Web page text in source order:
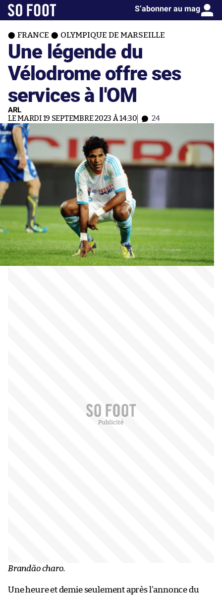
S’abonner au mag
FRANCE OLYMPIQUE DE MARSEILLE
Une légende du
Vélodrome offre ses
services à l'OM
ARL
LE MARDI 19 SEPTEMBRE 2023 À 14:30 24
Brandão charo.
Une heure et demie seulement après l’annonce du